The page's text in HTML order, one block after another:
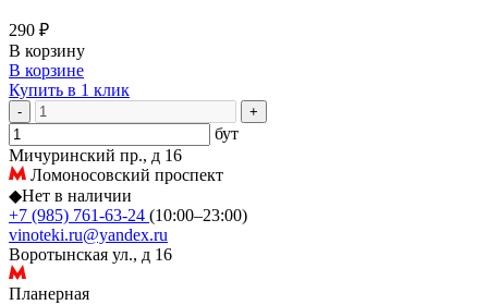
290 ₽
В корзину
В корзине
Купить в 1 клик
- +
бут
Мичуринский пр., д 16
Ломоносовский проспект
◆Нет в наличии
+7 (985) 761-63-24 (10:00–23:00)
vinoteki.ru@yandex.ru
Воротынская ул., д 16
Планерная